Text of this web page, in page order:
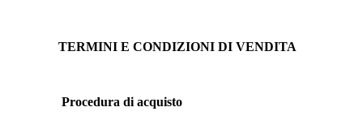
TERMINI E CONDIZIONI DI VENDITA
Procedura di acquisto